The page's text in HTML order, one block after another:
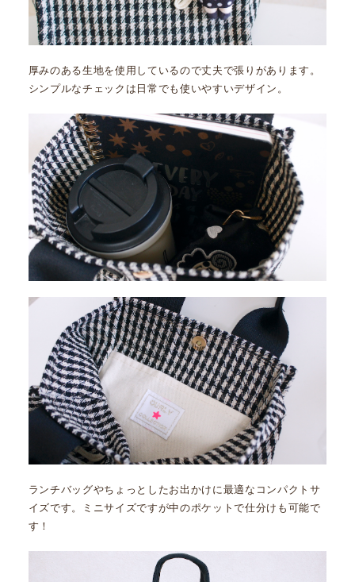
厚みのある生地を使用しているので丈夫で張りがあります。
シンプルなチェックは日常でも使いやすいデザイン。
ランチバッグやちょっとしたお出かけに最適なコンパクトサ
イズです。ミニサイズですが中のポケットで仕分けも可能で
す！